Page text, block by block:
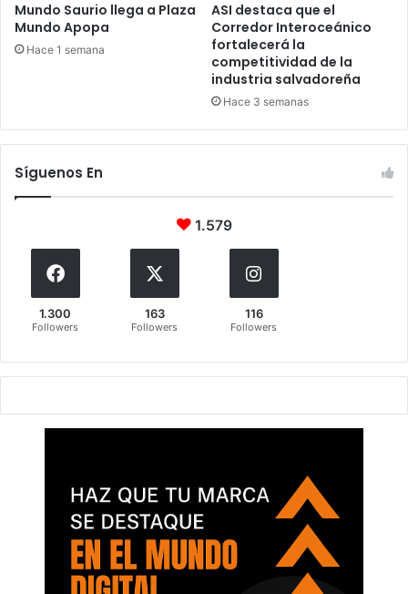
Mundo Saurio llega a Plaza
Mundo Apopa
Hace 1 semana
ASI destaca que el
Corredor Interoceánico
fortalecerá la
competitividad de la
industria salvadoreña
Hace 3 semanas
Síguenos En
1.579
1.300
Followers
163
Followers
116
Followers